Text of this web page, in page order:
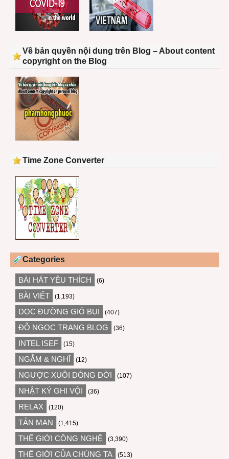
Về bản quyền nội dung trên Blog – About content
copyright on the Blog
Time Zone Converter
Categories
BÀI HÁT YÊU THÍCH (6)
BÀI VIẾT (1,193)
DỌC ĐƯỜNG GIÓ BỤI (407)
ĐỖ NGỌC TRANG BLOG (36)
INTEL ISEF (15)
NGẪM & NGHĨ (12)
NGƯỢC XUÔI DÒNG ĐỜI (107)
NHẬT KÝ GHI VỘI (36)
RELAX (120)
TẢN MẠN (1,415)
THẾ GIỚI CÔNG NGHỆ (3,390)
THẾ GIỚI CỦA CHÚNG TA (513)